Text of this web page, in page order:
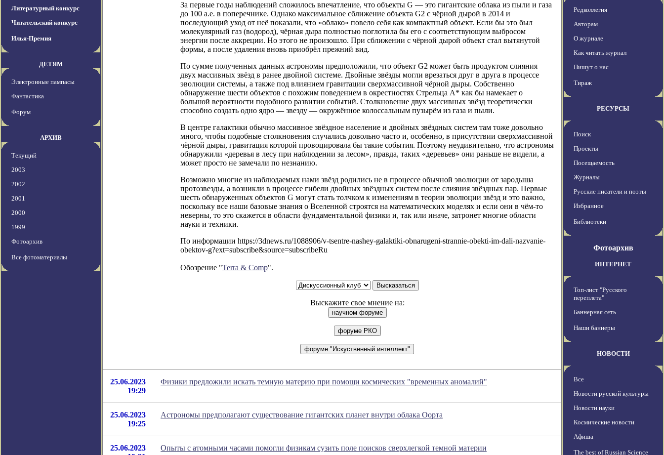
Литературный конкурс
Читательский конкурс
Илья-Премия
ДЕТЯМ
Электронные пампасы
Фантастика
Форум
АРХИВ
Текущий
2003
2002
2001
2000
1999
Фотоархив
Все фотоматериалы
За первые годы наблюдений сложилось впечатление, что объекты G — это гигантские облака из пыли и газа
до 100 а.е. в поперечнике. Однако максимальное сближение объекта G2 с чёрной дырой в 2014 и
последующий уход от неё показали, что «облако» повело себя как компактный объект. Если бы это был
молекулярный газ (водород), чёрная дыра полностью поглотила бы его с соответствующим выбросом
энергии после аккреции. Но этого не произошло. При сближении с чёрной дырой объект стал вытянутой
формы, а после удаления вновь приобрёл прежний вид.
По сумме полученных данных астрономы предположили, что объект G2 может быть продуктом слияния
двух массивных звёзд в ранее двойной системе. Двойные звёзды могли врезаться друг в друга в процессе
эволюции системы, а также под влиянием гравитации сверхмассивной чёрной дыры. Собственно
обнаружение шести объектов с похожим поведением в окрестностях Стрельца А* как бы намекает о
большой вероятности подобного развитии событий. Столкновение двух массивных звёзд теоретически
способно создать одно ядро — звезду — окружённое колоссальным пузырём из газа и пыли.
В центре галактики обычно массивное звёздное население и двойных звёздных систем там тоже довольно
много, чтобы подобные столкновения случались довольно часто и, особенно, в присутствии сверхмассивной
чёрной дыры, гравитация которой провоцировала бы такие события. Поэтому неудивительно, что астрономы
обнаружили «деревья в лесу при наблюдении за лесом», правда, таких «деревьев» они раньше не видели, а
может просто не замечали по незнанию.
Возможно многие из наблюдаемых нами звёзд родились не в процессе обычной эволюции от зародыша
протозвезды, а возникли в процессе гибели двойных звёздных систем после слияния звёздных пар. Первые
шесть обнаруженных объектов G могут стать толчком к изменениям в теории эволюции звёзд и это важно,
поскольку все наши базовые знания о Вселенной строятся на математических моделях и если они в чём-то
неверны, то это скажется в области фундаментальной физики и, так или иначе, затронет многие области
науки и техники.
По информации https://3dnews.ru/1088906/v-tsentre-nashey-galaktiki-obnarugeni-strannie-obekti-im-dali-nazvanie-
obektov-g?ext=subscribe&source=subscribeRu
Обозрение "Terra & Comp".
Выскажите свое мнение на:
25.06.2023
19:29
Физики предложили искать темную материю при помощи космических "временных аномалий"
25.06.2023
19:25
Астрономы предполагают существование гигантских планет внутри облака Оорта
25.06.2023
Опыты с атомными часами помогли физикам сузить поле поисков сверхлегкой темной материи
Редколлегия
Авторам
О журнале
Как читать журнал
Пишут о нас
Тираж
РЕСУРСЫ
Поиск
Проекты
Посещаемость
Журналы
Русские писатели и поэты
Избранное
Библиотеки
Фотоархив
ИНТЕРНЕТ
Топ-лист "Русского
переплета"
Баннерная сеть
Наши баннеры
НОВОСТИ
Все
Новости русской культуры
Новости науки
Космические новости
Афиша
The best of Russian Science